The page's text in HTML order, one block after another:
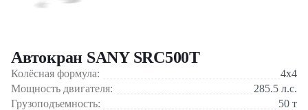
Автокран SANY SRC500T
Колёсная формула:
4x4
Мощность двигателя:
285.5 л.с.
Грузоподъемность:
50 т